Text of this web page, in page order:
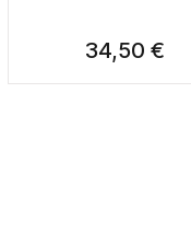
34,50 €